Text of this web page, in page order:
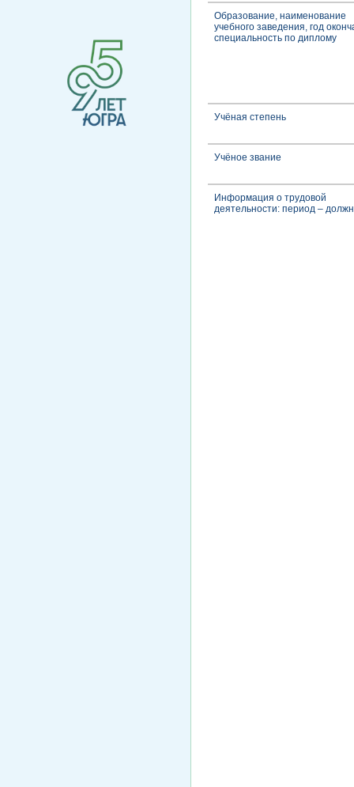
Образование, наименование
учебного заведения, год
специальность по диплому
Учёная степень
Учёное звание
Информация о трудовой
деятельности: период –